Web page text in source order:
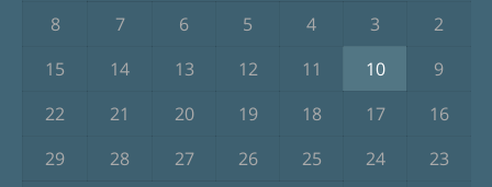
2
3
4
5
6
7
8
9
10
11
12
13
14
15
16
17
18
19
20
21
22
23
24
25
26
27
28
29